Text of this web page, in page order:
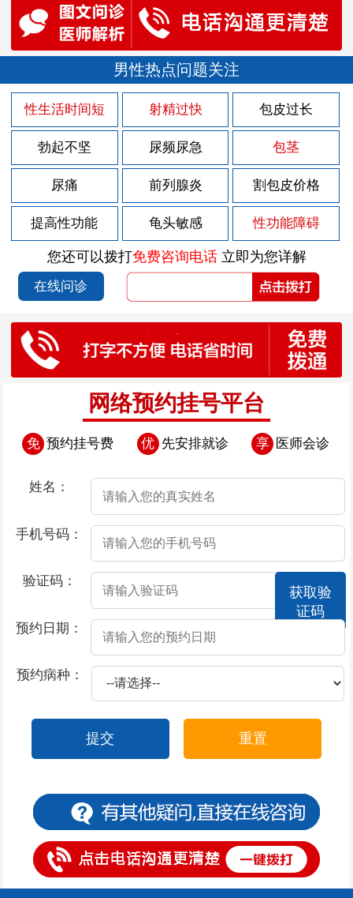
包皮过长的自测方法是什么 2026-08-06
男性尿频尿急是怎么回事
男性朋友该如何预防前列腺炎
男性前列腺炎会出现哪些症状呢 2026-08-02
男性前列腺炎的症状有哪些呢 2026-08-02
男性前列腺炎会有哪些症状表现 2026-08-02
男性早泄的原因是哪些 2026-07-26
男性早泄都分为哪几类 2026-07-26
男性早泄的影响有哪些 2026-07-26
如何走出早泄误区呢？ 2026-07-26
男性早泄有什么临床表现 2026-07-26
预防阳痿的办法有哪些 2026-07-19
阳痿的错误认识 2026-07-19
阳痿的症状以及医治方法
引起男性阳痿的一个重要因素
阳痿都有什么危害？ 2026-07-19
包皮过长是怎么引起的？ 2026-07-14
包皮过长会诱发哪些疾病
包皮过长的临床表现都有哪些
包皮过长对男性有什么危害呢 2026-07-14
包皮过长是怎么引起的 2026-07-14
阳痿会给患者带来的危害有哪些？ 2026-07-08
阳痿会给患者带来什么危害 2026-07-08
应该如何科学预防阳痿呢 2026-07-08
阳痿怎么科学的护理
包皮对身体有什么影响 2026-07-02
包皮过长的不良影响 2026-07-02
包皮过长不治会怎样 2026-07-02
包皮包茎会对男性日常生活带来哪些危害 2026-07-02
男性热点问题关注
性生活时间短 射精过快 包皮过长
勃起不坚 尿频尿急 包茎
尿痛 前列腺炎 割包皮价格
提高性功能 龟头敏感 性功能障碍
您还可以拨打免费咨询电话立即为您详解
在线问诊
网络预约挂号平台
免 预约挂号费 优 先安排就诊 享 医师会诊
姓名：
手机号码：
验证码：
获取验
证码
预约日期：
预约病种：
提交 重置